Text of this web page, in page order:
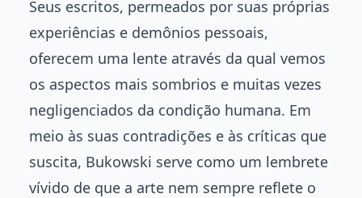
Seus escritos, permeados por suas próprias
experiências e demônios pessoais,
oferecem uma lente através da qual vemos
os aspectos mais sombrios e muitas vezes
negligenciados da condição humana. Em
meio às suas contradições e às críticas que
suscita, Bukowski serve como um lembrete
vívido de que a arte nem sempre reflete o